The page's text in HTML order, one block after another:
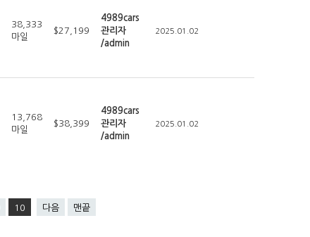
38,333
마일
$27,199
4989cars
관리자
/admin
2025.01.02
13,768
마일
$38,399
4989cars
관리자
/admin
2025.01.02
10 다음 맨끝